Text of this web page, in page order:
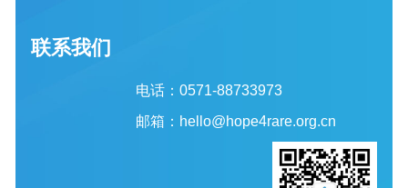
联系我们
电话：0571-88733973
邮箱：hello@hope4rare.org.cn